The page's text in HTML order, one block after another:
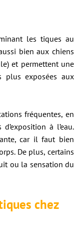
les tiques au
bien aux chiens
et permettent une
plus exposées aux
fréquentes, en
à l’eau.
car il faut bien
De plus, certains
ou la sensation du
chez